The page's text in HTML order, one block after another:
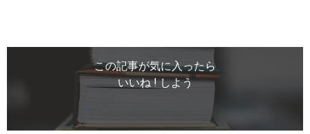
この記事が気に入ったら
いいね ! しよう